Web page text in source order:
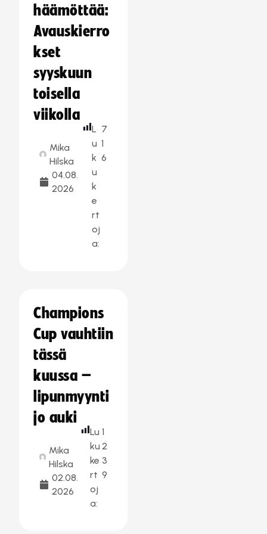
häämöttää:
Avauskierro
kset
syyskuun
toisella
viikolla
Mika
Hilska
04.08.
2026
L
u
k
u
k
e
rt
oj
a:
7
1
6
Champions
Cup vauhtiin
tässä
kuussa –
lipunmyynti
jo auki
Mika
Hilska
02.08.
2026
Lu
ku
ke
rt
oj
a:
1
2
3
9